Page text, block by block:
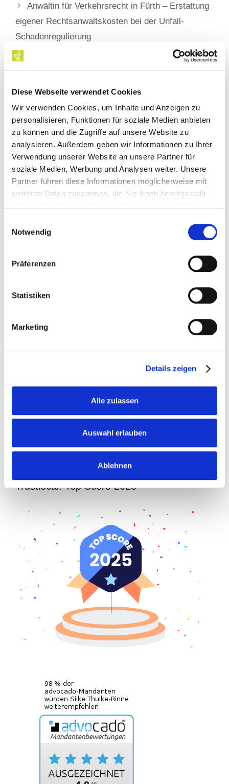
Diese Webseite verwendet Cookies
Wir verwenden Cookies, um Inhalte und Anzeigen zu
personalisieren, Funktionen für soziale Medien anbieten
zu können und die Zugriffe auf unsere Website zu
analysieren. Außerdem geben wir Informationen zu Ihrer
Verwendung unserer Website an unsere Partner für
soziale Medien, Werbung und Analysen weiter. Unsere
Partner führen diese Informationen möglicherweise mit
weiteren Daten zusammen, die Sie ihnen bereitgestellt
Notwendig
Präferenzen
Statistiken
Marketing
Details zeigen
Alle zulassen
Auswahl erlauben
Ablehnen
Anwältin für Verkehrsrecht in Fürth – Erstattung
eigener Rechtsanwaltskosten bei der Unfall-
Schadenregulierung
Kontakt aufnehmen
Rufen Sie Ihren Anwalt in Fürth an. Wir helfen
Ihnen weiter.0911 97913-53
E-Mail
Mit Bus und Bahn
Ihr Anwalt Dietenhofen
Trustlocal: Top Score 2025